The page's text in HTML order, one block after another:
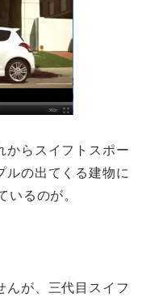
からスイフトスポー
ルの出てくる建物に
いるのが。
んが、三代目スイフ